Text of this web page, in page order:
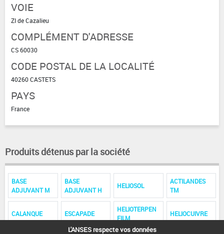
VOIE
ZI de Cazalieu
COMPLÉMENT D'ADRESSE
CS 60030
CODE POSTAL DE LA LOCALITÉ
40260 CASTETS
PAYS
France
Produits détenus par la société
BASE
ADJUVANT M
BASE
ADJUVANT H
HELIOSOL
ACTILANDES
TM
CALANQUE ESCAPADE
HELIOTERPEN
FILM
HELIOCUIVRE
L'ANSES respecte vos données